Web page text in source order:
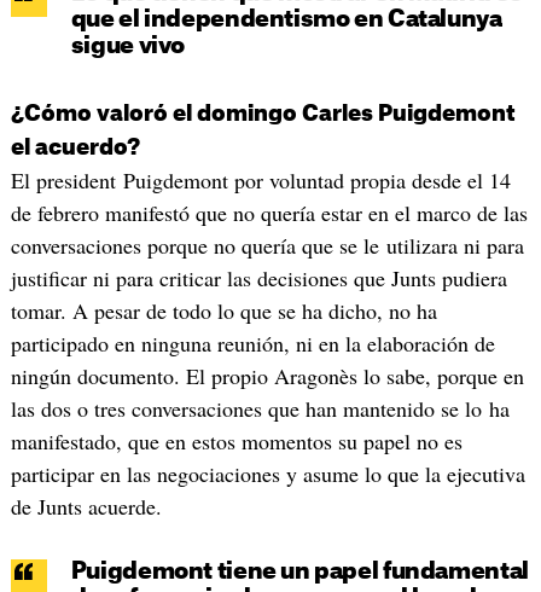
que el independentismo en Catalunya
sigue vivo
¿Cómo valoró el domingo Carles Puigdemont
el acuerdo?
El president Puigdemont por voluntad propia desde el 14
de febrero manifestó que no quería estar en el marco de las
conversaciones porque no quería que se le utilizara ni para
justificar ni para criticar las decisiones que Junts pudiera
tomar. A pesar de todo lo que se ha dicho, no ha
participado en ninguna reunión, ni en la elaboración de
ningún documento. El propio Aragonès lo sabe, porque en
las dos o tres conversaciones que han mantenido se lo ha
manifestado, que en estos momentos su papel no es
participar en las negociaciones y asume lo que la ejecutiva
de Junts acuerde.
Puigdemont tiene un papel fundamental